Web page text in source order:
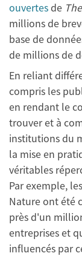
ouvertes de
millions de
base de
de millions de
En reliant
compris les
en rendant le
trouver et à
institutions du
la mise en
véritables
Par exemple,
Nature ont été
près d'un
entreprises et
influencés par